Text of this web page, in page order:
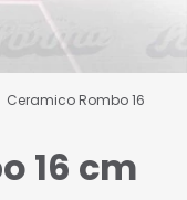
Ceramico Rombo 16
16 cm